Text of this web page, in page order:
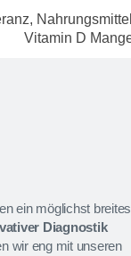
ein möglichst breites
Diagnostik
wir eng mit unseren